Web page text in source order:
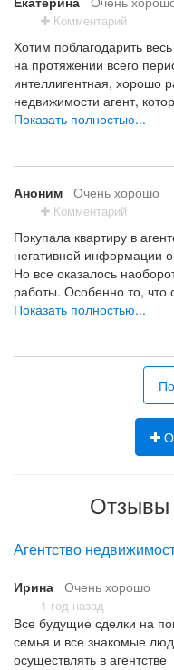
Комментарий
Хотим поблагодарить
на протяжении всего
интеллигентная, хорошо
недвижимости агент,
каждый раз приезжала с
Желаем процветания
клиентов и ответственных
Работа с агентом
помощь была всегда
Показать полностью...
Аноним Очень хорошо
Комментарий
Покупала квартиру в
негативной информации
Но все оказалось
работы. Особенно то,
На самой сделке возник
Показать полностью...
Отзывы
Агентство
Ирина Очень хорошо
1 год назад
Все будущие сделки на
семья и все знакомые
осуществлять в агентстве